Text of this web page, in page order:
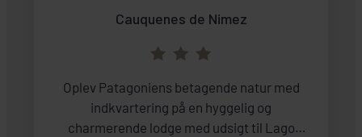
Cauquenes de Nimez
Oplev Patagoniens betagende natur med
indkvartering på en hyggelig og
charmerende lodge med udsigt til Lago